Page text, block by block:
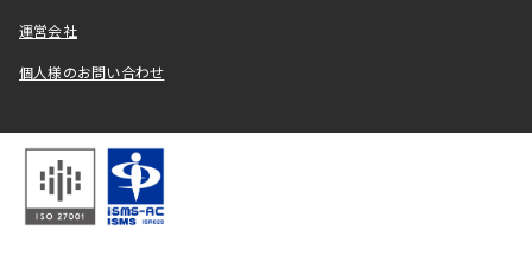
運営会社
個人様のお問い合わせ